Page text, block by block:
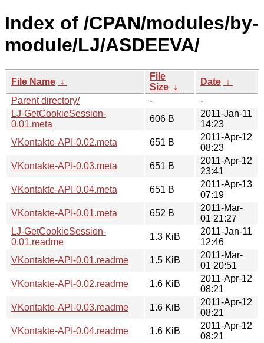
Index of /CPAN/modules/by-
module/LJ/ASDEEVA/
File Name ↓
File
Size ↓
Date ↓
Parent directory/
-
-
LJ-GetCookieSession-
0.01.meta
606 B
2011-Jan-11
14:23
VKontakte-API-0.02.meta
651 B
2011-Apr-12
08:23
VKontakte-API-0.03.meta
651 B
2011-Apr-12
23:41
VKontakte-API-0.04.meta
651 B
2011-Apr-13
07:19
VKontakte-API-0.01.meta
652 B
2011-Mar-
01 21:27
LJ-GetCookieSession-
0.01.readme
1.3 KiB
2011-Jan-11
12:46
VKontakte-API-0.01.readme
1.5 KiB
2011-Mar-
01 20:51
VKontakte-API-0.02.readme
1.6 KiB
2011-Apr-12
08:21
VKontakte-API-0.03.readme
1.6 KiB
2011-Apr-12
08:21
VKontakte-API-0.04.readme
1.6 KiB
2011-Apr-12
08:21